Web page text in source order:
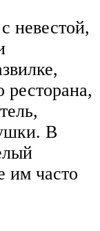
невестой,
ресторана,
В
им часто